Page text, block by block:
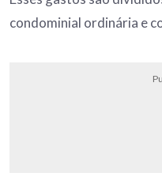
condominial ordinária e